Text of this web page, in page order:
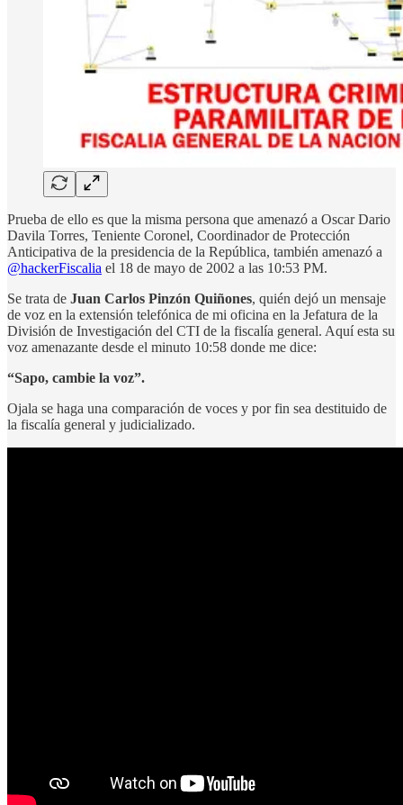
Prueba de ello es que la misma persona que amenazó a Oscar Dario
Davila Torres, Teniente Coronel, Coordinador de Protección
Anticipativa de la presidencia de la República, también amenazó a
@hackerFiscalia el 18 de mayo de 2002 a las 10:53 PM.
Se trata de Juan Carlos Pinzón Quiñones, quién dejó un mensaje
de voz en la extensión telefónica de mi oficina en la Jefatura de la
División de Investigación del CTI de la fiscalía general. Aquí esta su
voz amenazante desde el minuto 10:58 donde me dice:
“Sapo, cambie la voz”.
Ojala se haga una comparación de voces y por fin sea destituido de
la fiscalía general y judicializado.